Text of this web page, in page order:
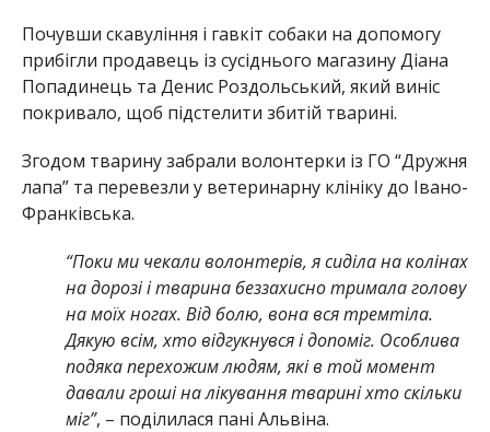
Почувши скавуління і гавкіт собаки на допомогу
прибігли продавець із сусіднього магазину Діана
Попадинець та Денис Роздольський, який виніс
покривало, щоб підстелити збитій тварині.
Згодом тварину забрали волонтерки із ГО “Дружня
лапа” та перевезли у ветеринарну клініку до Івано-
Франківська.
“Поки ми чекали волонтерів, я сиділа на колінах
на дорозі і тварина беззахисно тримала голову
на моїх ногах. Від болю, вона вся тремтіла.
Дякую всім, хто відгукнувся і допоміг. Особлива
подяка перехожим людям, які в той момент
давали гроші на лікування тварині хто скільки
міг”, – поділилася пані Альвіна.